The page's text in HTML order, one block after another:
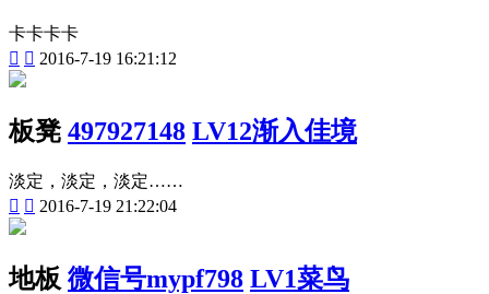
卡卡卡卡
  2016-7-19 16:21:12
板凳 497927148 LV12渐入佳境
淡定，淡定，淡定……
  2016-7-19 21:22:04
地板 微信号mypf798 LV1菜鸟